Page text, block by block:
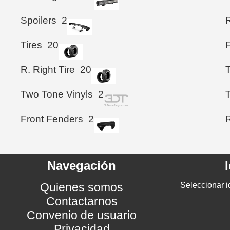
Spoilers 2
Tires 20
R. Right Tire 20
Two Tone Vinyls 2
Front Fenders 2
Navegación
Quienes somos
Contactarnos
Convenio de usuario
Seleccionar